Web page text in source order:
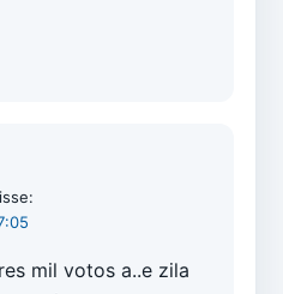
mil votos a..e zila